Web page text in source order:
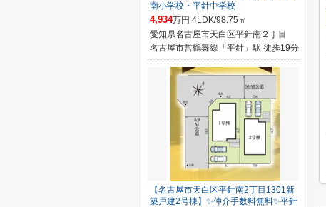
南小学校・平針中学校
4,934万円 4LDK/98.75㎡
愛知県名古屋市天白区平針南２丁目
名古屋市営鶴舞線「平針」駅 徒歩19分
【名古屋市天白区平針南2丁目1301新
築戸建2号棟】✨️仲介手数料無料✨️平針